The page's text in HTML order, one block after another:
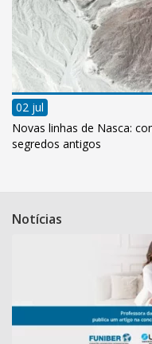
02 jul
Novas linhas de Nasca:
segredos antigos
Notícias